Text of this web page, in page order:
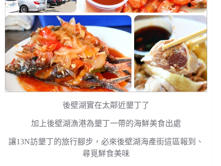
後壁湖實在太鄰近墾丁了
加上後壁湖漁港為墾丁一帶的海鮮美食出處
讓13N訪墾丁的旅行腳步，必來後壁湖海產街這區報到、
尋覓鮮食美味